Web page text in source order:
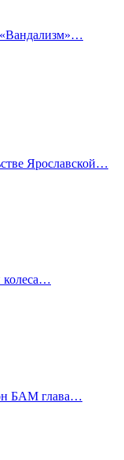
«Вандализм»…
Ярославской…
колеса…
БАМ глава…